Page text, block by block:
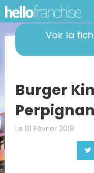
Voir la
Burger
Le 01 Février 2018